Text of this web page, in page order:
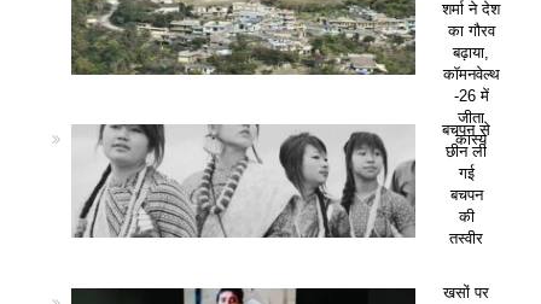
शर्मा ने देश
का गौरव
बढ़ाया,
कॉमनवेल्थ
-26 में
जीता
कांस्य
बचपन से
छीन ली
गई
बचपन
की
तस्वीर
खसों पर